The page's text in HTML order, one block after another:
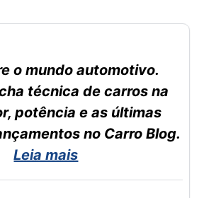
o mundo automotivo.
técnica de carros na
potência e as últimas
no Carro Blog.
Leia mais